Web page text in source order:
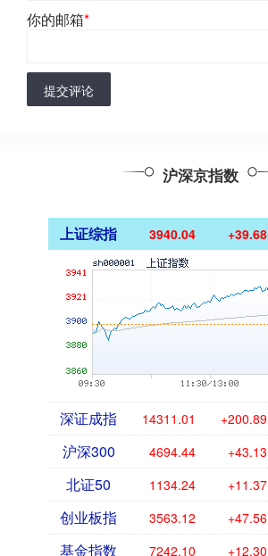
你的邮箱*
提交评论
沪深京指数
上证综指 3940.04 +39.68
深证成指 14311.01 +200.89
沪深300 4694.44 +43.13
北证50 1134.24 +11.37
创业板指 3563.12 +47.56
基金指数 7242.10 +12.30